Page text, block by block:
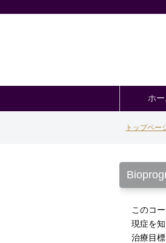
ホー
トップペー
このコ
現症を
治療目